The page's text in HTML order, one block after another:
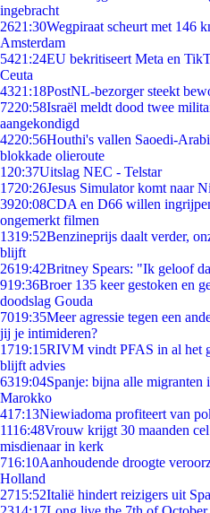
ingebracht
2621:30Wegpiraat scheurt met 146
Amsterdam
5421:24EU bekritiseert Meta en
Ceuta
4321:18PostNL-bezorger steekt
7220:58Israël meldt dood twee
aangekondigd
4220:56Houthi's vallen Saoedi-
blokkade olieroute
1 20:37Uitslag NEC - Telstar
1720:26Jesus Simulator komt naar
3920:08CDA en D66 willen
ongemerkt filmen
1319:52Benzineprijs daalt verder,
blijft
2619:42Britney Spears: "Ik geloof
919:36Broer 135 keer gestoken en
doodslag Gouda
7019:35Meer agressie tegen een
jij je intimideren?
1719:15RIVM vindt PFAS in al het
blijft advies
6319:04Spanje: bijna alle migranten
Marokko
417:13Niewiadoma profiteert van
1116:48Vrouw krijgt 30 maanden
misdienaar in kerk
716:10Aanhoudende droogte
Holland
2715:52Italië hindert reizigers uit